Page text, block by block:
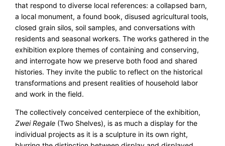
that respond to diverse local references: a collapsed barn,
a local monument, a found book, disused agricultural tools,
closed grain silos, soil samples, and conversations with
residents and seasonal workers. The works gathered in the
exhibition explore themes of containing and conserving,
and interrogate how we preserve both food and shared
histories. They invite the public to reflect on the historical
transformations and present realities of household labor
and work in the field.
The collectively conceived centerpiece of the exhibition,
Zwei Regale (Two Shelves), is as much a display for the
individual projects as it is a sculpture in its own right,